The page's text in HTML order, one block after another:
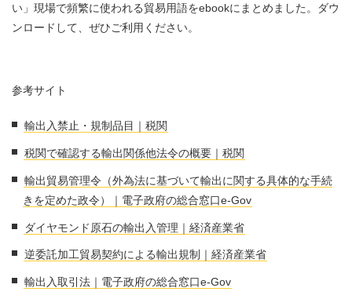
い」現場で頻繁に使われる貿易用語をebookにまとめました。ダウ
ンロードして、ぜひご利用ください。
参考サイト
輸出入禁止・規制品目｜税関
税関で確認する輸出関係他法令の概要｜税関
輸出貿易管理令（外為法に基づいて輸出に関する具体的な手続
きを定めた政令）｜電子政府の総合窓口e-Gov
ダイヤモンド原石の輸出入管理｜経済産業省
逆委託加工貿易契約による輸出規制｜経済産業省
輸出入取引法｜電子政府の総合窓口e-Gov